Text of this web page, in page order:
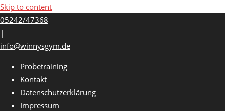
Skip to content
05242/47368
|
info@winnysgym.de
Probetraining
Kontakt
Datenschutzerklärung
Impressum